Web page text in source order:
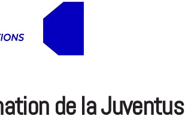
de la Juventus